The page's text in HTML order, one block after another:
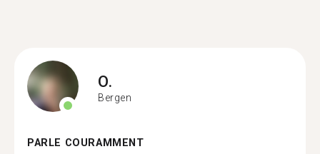
O.
Bergen
PARLE COURAMMENT